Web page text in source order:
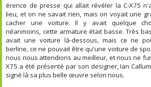
érence de presse qui allait révéler la C-X75
lieu, et on ne savait rien, mais on voyait une
cacher une voiture. Il y avait quelque
néanmoins, cette armature était basse. Très
avait une voiture là-dessous, mais ce ne
berline, ce ne pouvait être qu'une voiture de
nous nous attendions au meilleur, et nous ne
X75 a été présenté par son designer, Ian
signé là sa plus belle œuvre selon nous.